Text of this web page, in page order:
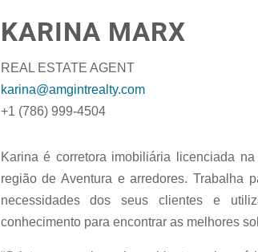
KARINA MARX
REAL ESTATE AGENT
karina@amgintrealty.com
+1 (786) 999-4504
Karina é corretora imobiliária licenciada
região de Aventura e arredores. Trabalha
necessidades dos seus clientes e
conhecimento para encontrar as melhores